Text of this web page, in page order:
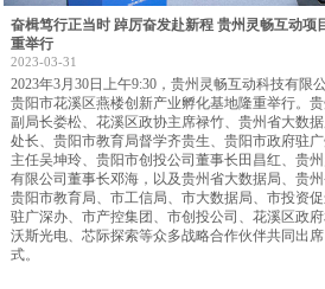
奋楫笃行正当时 踔厉奋发赴新程 贵州灵畅互动项
重举行
2023-03-31
2023年3月30日上午9:30，贵州灵畅互动科技有限
贵阳市花溪区燕楼创新产业孵化基地隆重举行。
副局长娄松、花溪区政协主席禄竹、贵州省大数
处长、贵阳市教育局督学齐贵生、贵阳市政府驻
主任吴坤玲、贵阳市创投公司董事长田昌红、贵
有限公司董事长邓海，以及贵州省大数据局、贵州
贵阳市教育局、市工信局、市大数据局、市投资
驻广深办、市产控集团、市创投公司、花溪区政
沃斯光电、芯际探索等众多战略合作伙伴共同出
式。